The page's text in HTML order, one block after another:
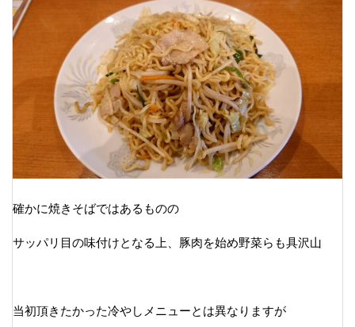
確かに焼きそばではあるものの
サッパリ目の味付けとなる上、豚肉を始め野菜らも具沢山
当初頂きたかった冷やしメニューとは異なりますが